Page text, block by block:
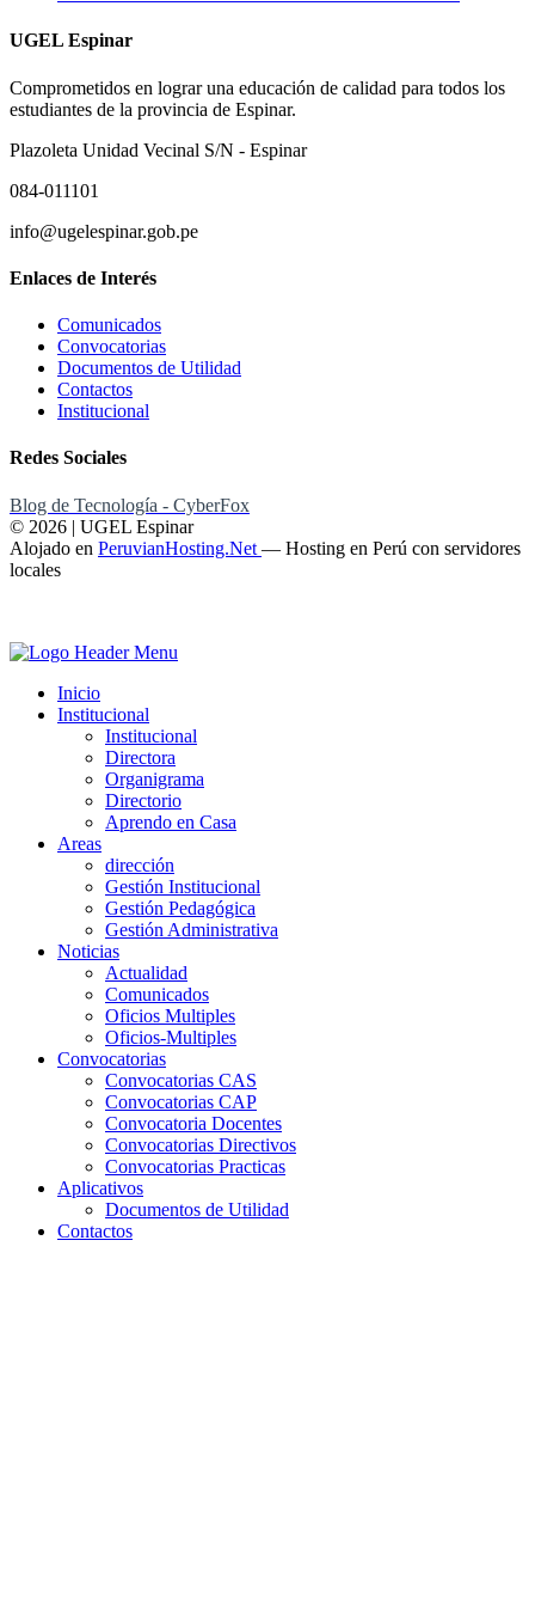
UGEL Espinar
Comprometidos en lograr una educación de calidad para todos los
estudiantes de la provincia de Espinar.
Plazoleta Unidad Vecinal S/N - Espinar
084-011101
info@ugelespinar.gob.pe
Enlaces de Interés
Comunicados
Convocatorias
Documentos de Utilidad
Contactos
Institucional
Redes Sociales
Blog de Tecnología - CyberFox
© 2026 | UGEL Espinar
Alojado en PeruvianHosting.Net — Hosting en Perú con servidores
locales
Inicio
Institucional
Institucional
Directora
Organigrama
Directorio
Aprendo en Casa
Areas
dirección
Gestión Institucional
Gestión Pedagógica
Gestión Administrativa
Noticias
Actualidad
Comunicados
Oficios Multiples
Oficios-Multiples
Convocatorias
Convocatorias CAS
Convocatorias CAP
Convocatoria Docentes
Convocatorias Directivos
Convocatorias Practicas
Aplicativos
Documentos de Utilidad
Contactos